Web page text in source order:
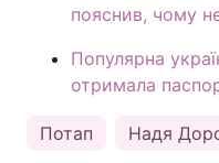
пояснив, чому
Популярна
отримала
Потап Надя